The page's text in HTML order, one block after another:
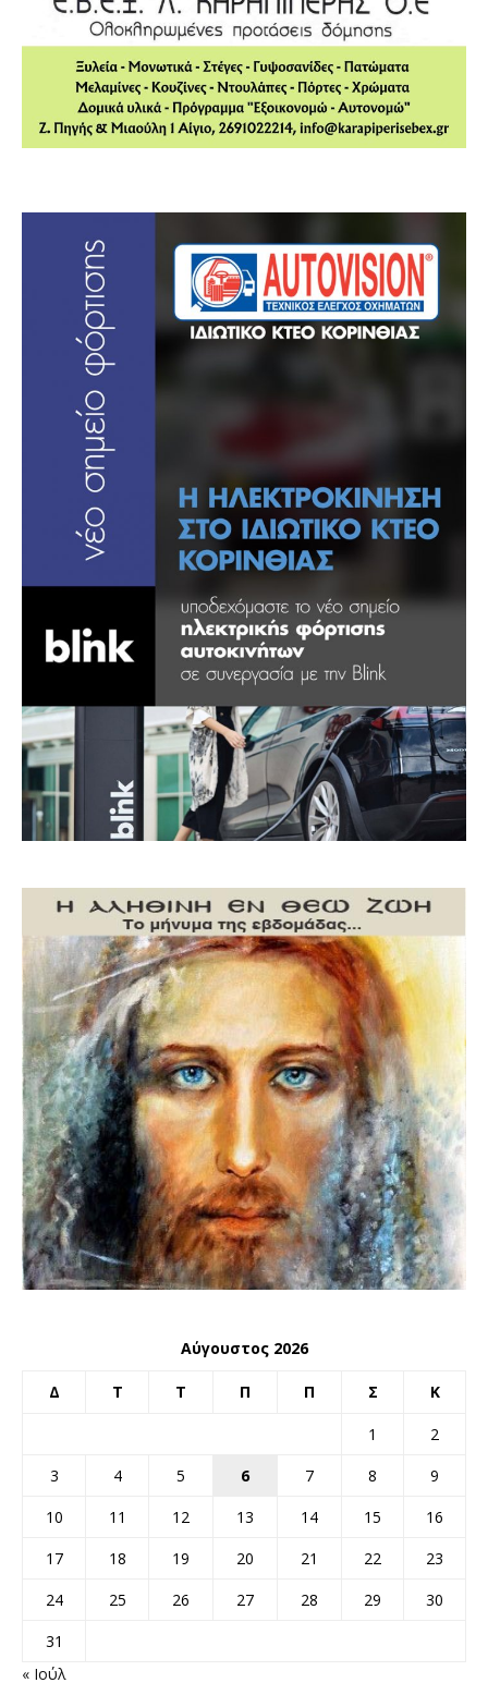
Αύγουστος 2026
Δ Τ Τ Π Π Σ Κ
1
2
3
4 5 6 7 8
9
10
11 12 13 14 15
16
17
18 19 20 21 22
23
24
25 26 27 28 29
30
31
« Ιούλ